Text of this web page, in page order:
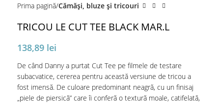
Prima pagină Cămăși, bluze și tricouri
TRICOU LE CUT TEE BLACK MAR.L
138,89 lei
De când Danny a purtat Cut Tee pe filmele de testare
subacvatice, cererea pentru această versiune de tricou a
fost imensă. De culoare predominant neagră, cu un finisaj
„piele de piersică” care îi conferă o textură moale, catifelată,